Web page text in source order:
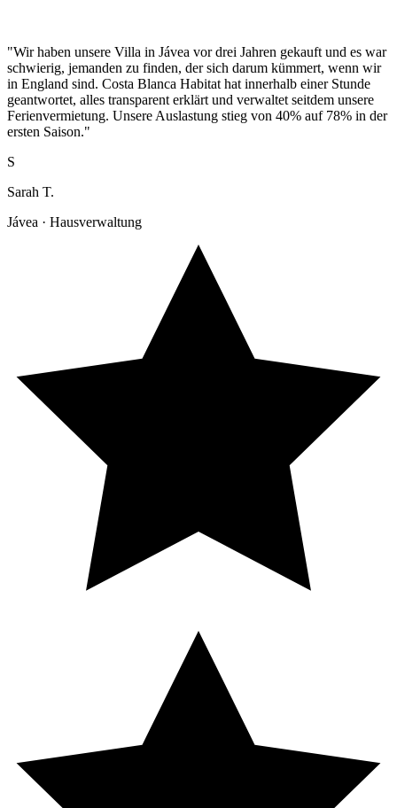
"Wir haben unsere Villa in Jávea vor drei Jahren gekauft und es war
schwierig, jemanden zu finden, der sich darum kümmert, wenn wir
in England sind. Costa Blanca Habitat hat innerhalb einer Stunde
geantwortet, alles transparent erklärt und verwaltet seitdem unsere
Ferienvermietung. Unsere Auslastung stieg von 40% auf 78% in der
ersten Saison."
S
Sarah T.
Jávea · Hausverwaltung